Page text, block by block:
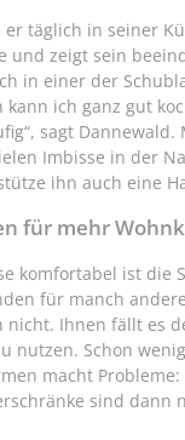
er täglich in seiner
und zeigt sein
in einer der
kann ich ganz gut
sagt Dannewald.
Imbisse in der
ihn auch eine
für mehr
komfortabel ist die
für manch
nicht. Ihnen fällt es
nutzen. Schon
macht
sind dann